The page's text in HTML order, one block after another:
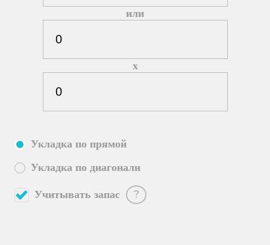
или
х
Укладка по прямой
Укладка по диагонали
Учитывать запас ?